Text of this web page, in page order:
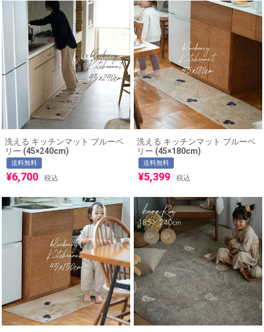
洗える キッチンマット ブルーベ
リー (45×240cm)
送料無料
¥6,700 税込
洗える キッチンマット ブルーベ
リー (45×180cm)
送料無料
¥5,399 税込